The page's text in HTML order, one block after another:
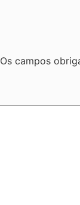
Os campos